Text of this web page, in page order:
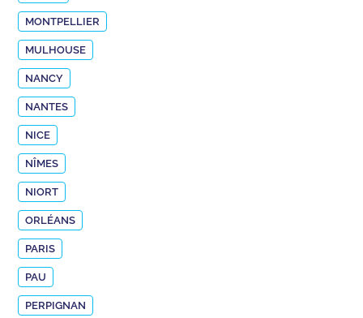
MONTPELLIER
MULHOUSE
NANCY
NANTES
NICE
NÎMES
NIORT
ORLÉANS
PARIS
PAU
PERPIGNAN